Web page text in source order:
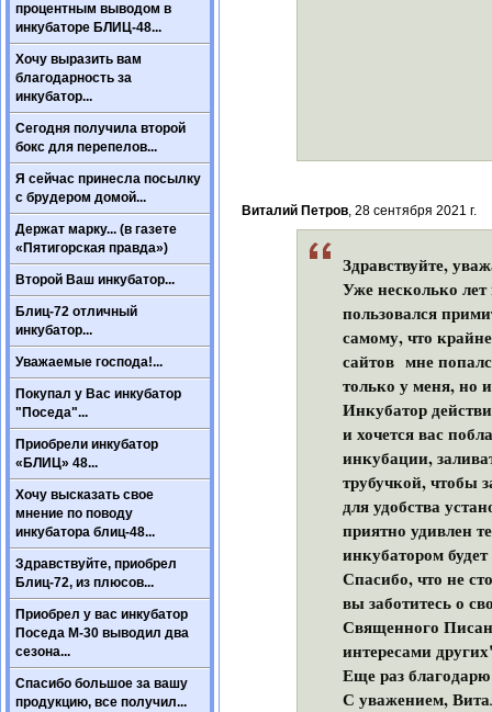
процентным выводом в
инкубаторе БЛИЦ-48...
Хочу выразить вам
благодарность за
инкубатор...
Сегодня получила второй
бокс для перепелов...
Я сейчас принесла посылку
с брудером домой...
Держат марку... (в газете
«Пятигорская правда»)
Второй Ваш инкубатор...
Блиц-72 отличный
инкубатор...
Уважаемые господа!...
Покупал у Вас инкубатор
"Поседа"...
Приобрели инкубатор
«БЛИЦ» 48...
Хочу высказать свое
мнение по поводу
инкубатора блиц-48...
Здравствуйте, приобрел
Блиц-72, из плюсов...
Приобрел у вас инкубатор
Поседа М-30 выводил два
сезона...
Спасибо большое за вашу
продукцию, все получил...
Виталий Петров, 28 сентября 2021 г.
Здравствуйте,
Уже несколько
пользовался
самому, что
сайтов мне
только у меня, но
Инкубатор
и хочется вас
инкубации,
трубучкой, чтобы
для удобства
приятно удивлен
инкубатором
Спасибо, что не
вы заботитесь о
Священного
интересами
Еще раз
С уважением,